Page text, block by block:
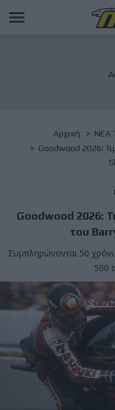
Παράκαμψη
προς
Αρχική NΕΑ
Goodwood 2026:
Goodwood 2026:
του
Συμπληρώνονται 50
500